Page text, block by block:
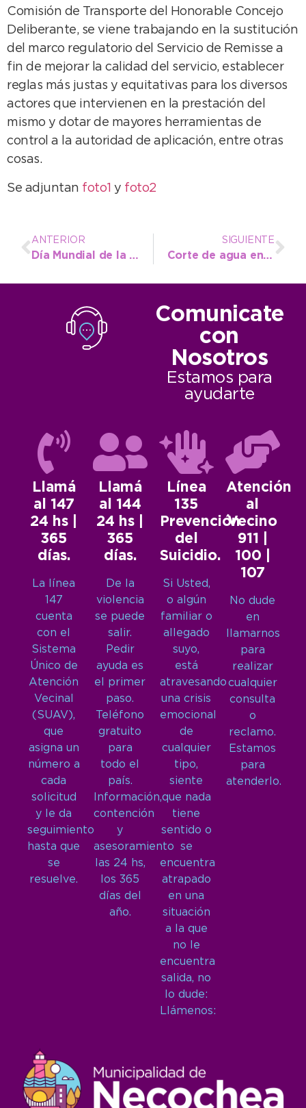
Comisión de Transporte del Honorable Concejo
Deliberante, se viene trabajando en la sustitución
del marco regulatorio del Servicio de Remisse a
fin de mejorar la calidad del servicio, establecer
reglas más justas y equitativas para los diversos
actores que intervienen en la prestación del
mismo y dotar de mayores herramientas de
control a la autoridad de aplicación, entre otras
cosas.
Se adjuntan foto1 y foto2
ANTERIOR
Día Mundial de la Diabetes: mañana, jornada de concientización en el Cine París
SIGUIENTE
Corte de agua en dos cuadras del Barrio 9 de Julio para mañana
Comunicate
con
Nosotros
Estamos para
ayudarte
Llamá
al 147
24 hs |
365
días.
La línea
147
cuenta
con el
Sistema
Único de
Atención
Vecinal
(SUAV),
que
asigna un
número a
cada
solicitud
y le da
seguimiento
hasta que
se
resuelve.
Llamá
al 144
24 hs |
365
días.
De la
violencia
se puede
salir.
Pedir
ayuda es
el primer
paso.
Teléfono
gratuito
para
todo el
país.
Información,
contención
y
asesoramiento
las 24 hs,
los 365
días del
año.
Línea
135
Prevención
del
Suicidio.
Si Usted,
o algún
familiar o
allegado
suyo,
está
atravesando
una crisis
emocional
de
cualquier
tipo,
siente
que nada
tiene
sentido o
se
encuentra
atrapado
en una
situación
a la que
no le
encuentra
salida, no
lo dude:
Llámenos:
Atención
al
Vecino
911 |
100 |
107
No dude
en
llamarnos
para
realizar
cualquier
consulta
o
reclamo.
Estamos
para
atenderlo.